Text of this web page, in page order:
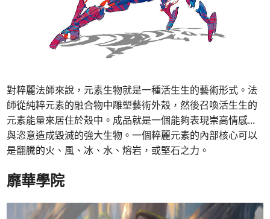
對粹麗法師來說，元素生物就是一種活生生的藝術形式。法
師從純粹元素的融合物中雕塑藝術外殼，然後召喚活生生的
元素能量來居住於殼中。成品就是一個能夠表現崇高情感...
與恣意造成毀滅的強大生物。一個粹麗元素的內部核心可以
是翻騰的火、風、冰、水、熔岩，或堅石之力。
靡華學院